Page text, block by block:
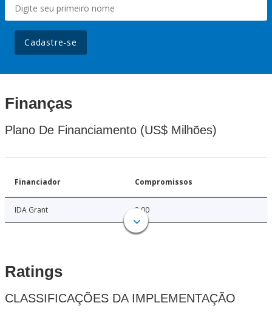
Cadastre-se
Finanças
Plano De Financiamento (US$ Milhões)
Financiador Compromissos
IDA Grant 8.00
Ratings
CLASSIFICAÇÕES DA IMPLEMENTAÇÃO